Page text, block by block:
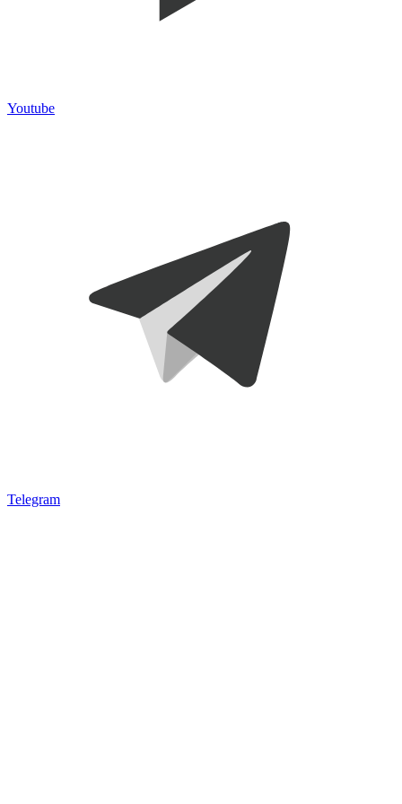
Youtube
Telegram